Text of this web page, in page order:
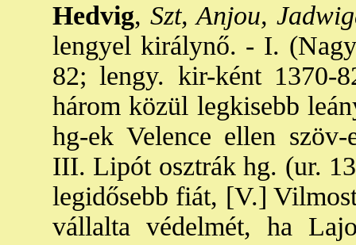
Hedvig, Szt, Anjou,
lengyel királynő. - I.
82; lengy. kir-ként 1370-
három közül legkisebb
hg-ek Velence ellen
III. Lipót osztrák hg. (ur.
legidősebb fiát, [V.]
vállalta védelmét, ha